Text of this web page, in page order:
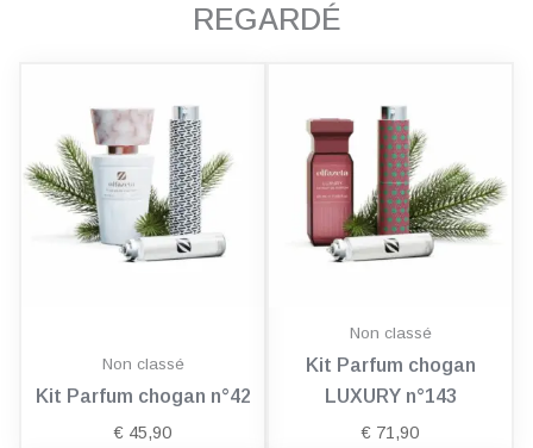
REGARDÉ
Non classé
Kit Parfum chogan n°42
€ 45,90
Non classé
Kit Parfum chogan
LUXURY n°143
€ 71,90